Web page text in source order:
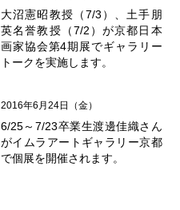
大沼憲昭教授（7/3）、土手朋
英名誉教授（7/2）が京都日本
画家協会第4期展でギャラリー
トークを実施します。
2016年6月24日（金）
6/25～7/23卒業生渡邊佳織さん
がイムラアートギャラリー京都
で個展を開催されます。